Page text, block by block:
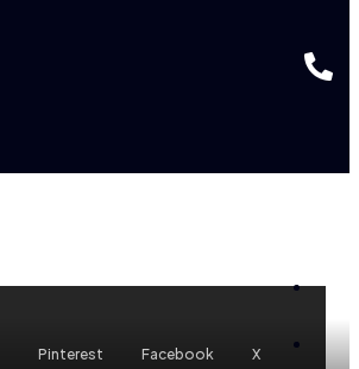
Pinterest Facebook
X